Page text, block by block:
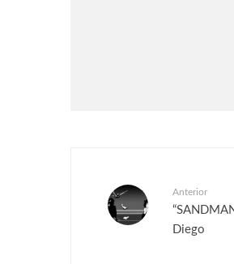
Anterior
Diego